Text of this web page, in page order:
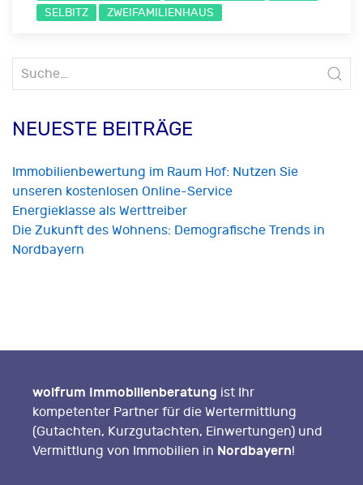
SELBITZ
ZWEIFAMILIENHAUS
Suche
nach:
NEUESTE BEITRÄGE
Immobilienbewertung im Raum Hof: Nutzen Sie
unseren kostenlosen Online-Service
Energieklasse als Werttreiber
Die Zukunft des Wohnens: Demografische Trends in
Nordbayern
wolfrum Immobilienberatung ist Ihr
kompetenter Partner für die Wertermittlung
(Gutachten, Kurzgutachten, Einwertungen) und
Vermittlung von Immobilien in Nordbayern!